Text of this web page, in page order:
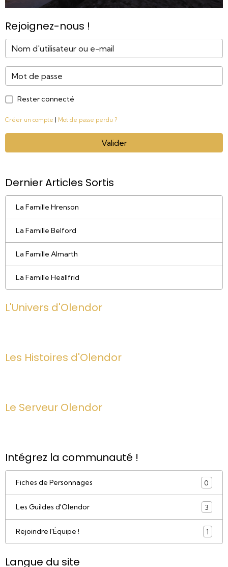
Rejoignez-nous !
Rester connecté
Créer un compte Mot de passe perdu ?
Valider
Dernier Articles Sortis
La Famille Hrenson
La Famille Belford
La Famille Almarth
La Famille Heallfrid
L'Univers d'Olendor
Les Histoires d'Olendor
Le Serveur Olendor
Intégrez la communauté !
Fiches de Personnages 0
Les Guildes d'Olendor 3
Rejoindre l'Équipe ! 1
Langue du site